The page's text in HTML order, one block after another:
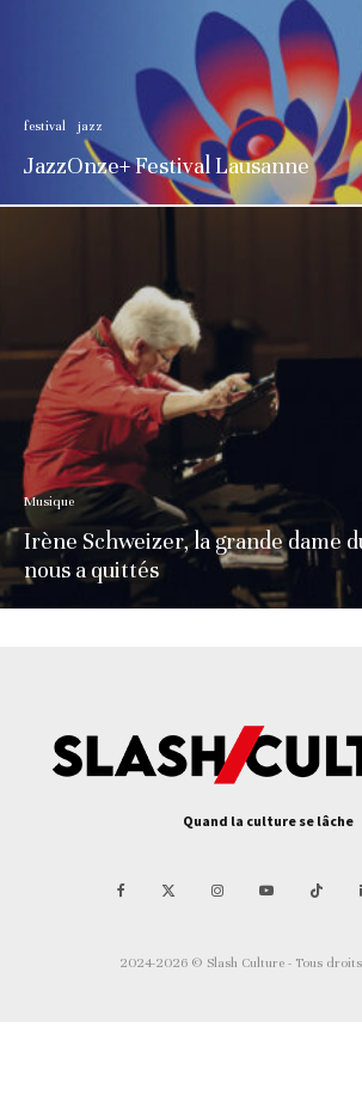
festival jazz
JazzOnze+ Festival Lausanne
Musique
Irène Schweizer, la grande dame
nous a quittés
Quand la culture se lâche
2024-2026 © Slash Culture - Tous droits